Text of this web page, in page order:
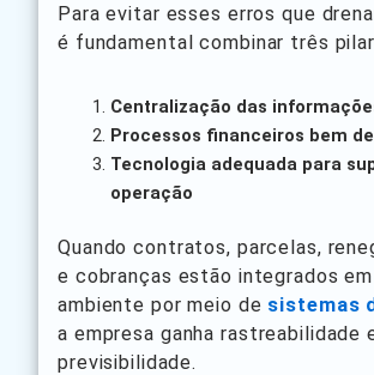
Para evitar esses erros que
é fundamental combinar três
Centralização das
Processos financeiros bem
Tecnologia adequada para
operação
Quando contratos, parcelas,
e cobranças estão integrados
ambiente por meio de sistemas
a empresa ganha rastreabilidade
previsibilidade.